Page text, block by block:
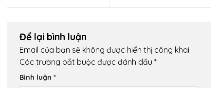
Để lại bình luận
Email của bạn sẽ không được hiển thị công khai.
Các trường bắt buộc được đánh dấu *
Bình luận *